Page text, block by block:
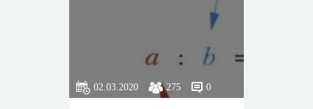
02.03.2020 275 0